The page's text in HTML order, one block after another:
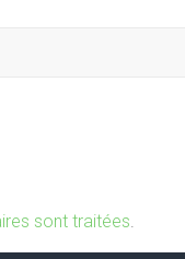
sont traitées.